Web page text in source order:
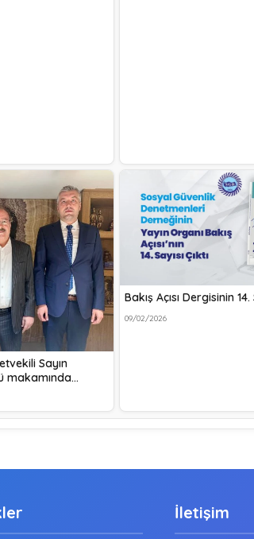
Sayın
makamında…
Bakış Açısı Dergisinin 14.
09/02/2026
İletişim